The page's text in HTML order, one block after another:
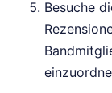
Besuche